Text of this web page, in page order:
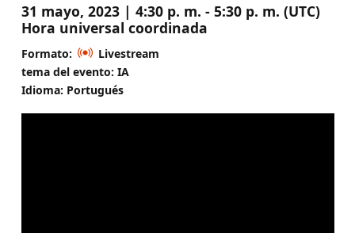
31 mayo, 2023 | 4:30 p. m. - 5:30 p. m. (UTC)
Hora universal coordinada
Formato:
Livestream
tema del evento: IA
Idioma: Portugués